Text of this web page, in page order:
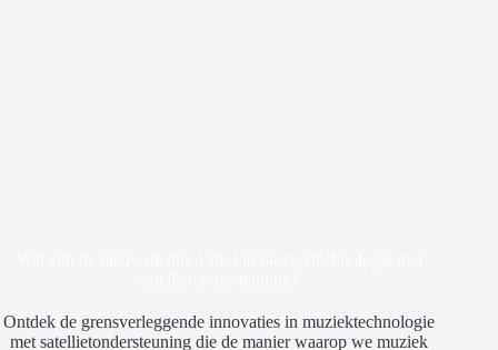
Ontdek de grensverleggende innovaties in muziektechnologie
met satellietondersteuning die de manier waarop we muziek